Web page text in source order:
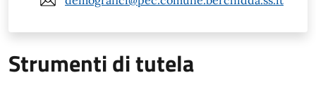
Strumenti di tutela